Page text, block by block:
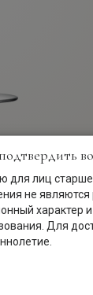
лиц старше
не являются
характер
Для